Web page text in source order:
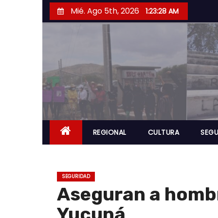
a
r
a
l
n
Mié. Ago 5th, 2026 1:23:29 AM
REGIONAL CULTURA
SEGURIDAD
Aseguran a